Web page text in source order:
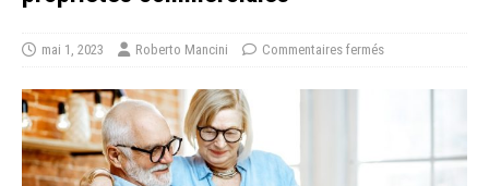
mai 1, 2023 Roberto Mancini Commentaires fermés